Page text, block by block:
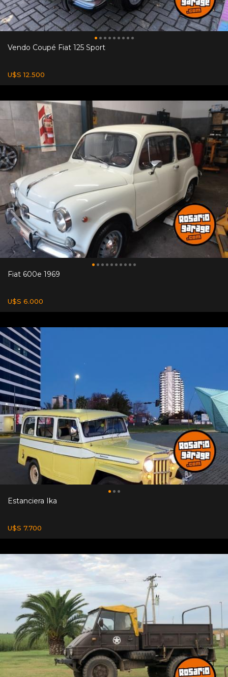
Vendo Coupé Fiat 125 Sport
U$S 12.500
Fiat 600e 1969
U$S 6.000
Estanciera Ika
U$S 7.700